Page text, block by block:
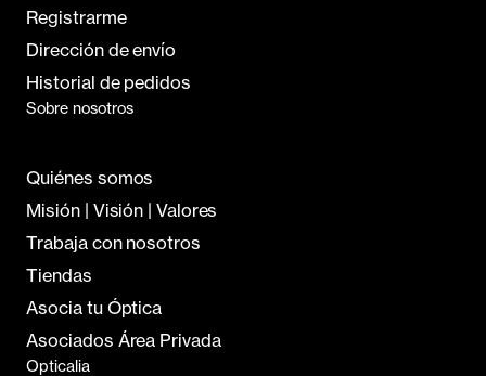
Registrarme
Dirección de envío
Historial de pedidos
Sobre nosotros
Quiénes somos
Misión | Visión | Valores
Trabaja con nosotros
Tiendas
Asocia tu Óptica
Asociados Área Privada
Opticalia